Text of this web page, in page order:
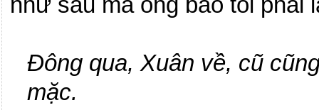
Đông qua, Xuân về, cũ
mặc.